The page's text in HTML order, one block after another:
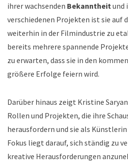
ihrer wachsenden Bekanntheit und
verschiedenen Projekten ist sie auf
weiterhin in der Filmindustrie zu
bereits mehrere spannende
zu erwarten, dass sie in den
größere Erfolge feiern wird.
Darüber hinaus zeigt Kristine
Rollen und Projekten, die ihre
herausfordern und sie als
Fokus liegt darauf, sich ständig zu
kreative Herausforderungen